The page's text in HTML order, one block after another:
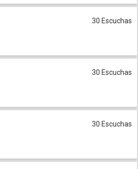
30 Escuchas
30 Escuchas
30 Escuchas